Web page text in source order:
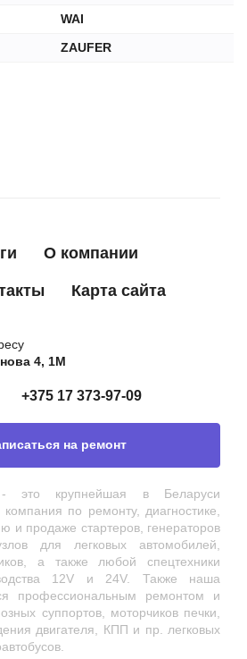
WAI
ZAUFER
О компании
Карта сайта
4, 1М
+375 17 373-97-09
на ремонт
это крупнейшая в Беларуси
по ремонту, диагностике,
и продаже стартеров, генераторов
для легковых автомобилей,
а также любой спецтехники
12V и 24V. Также наша
профессиональным ремонтом и
суппортов, моторчиков печки,
двигателя, КПП и пр. легковых